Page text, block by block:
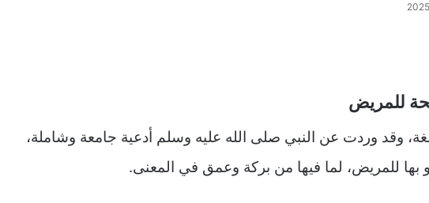
للمريض
وقد وردت عن النبي صلى الله عليه وسلم أدعية جامعة وشاملة،
للمريض، لما فيها من بركة وعمق في المعنى.